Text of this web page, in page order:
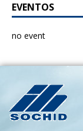
EVENTOS
no event